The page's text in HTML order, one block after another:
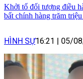
Khởi tố đối tượng điều
bất chính hàng trăm
HÌNH SỰ16:21 05/